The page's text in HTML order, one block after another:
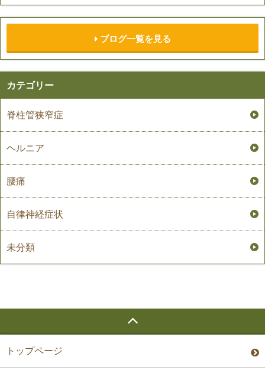
ブログ一覧を見る
カテゴリー
脊柱管狭窄症
ヘルニア
腰痛
自律神経症状
未分類
トップページ